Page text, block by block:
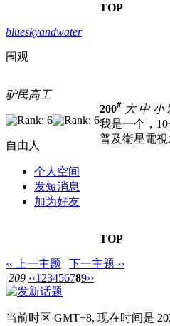
TOP
blueskyandwater
围观
驴民高工
自由人
个人空间
发短消息
加为好友
200# 大 中 小
我是一个，
普及衛星電
TOP
‹‹ 上一主题 | 下一主题 ››
209 ‹‹1 23456789››
当前时区 GMT+8, 现在时间是